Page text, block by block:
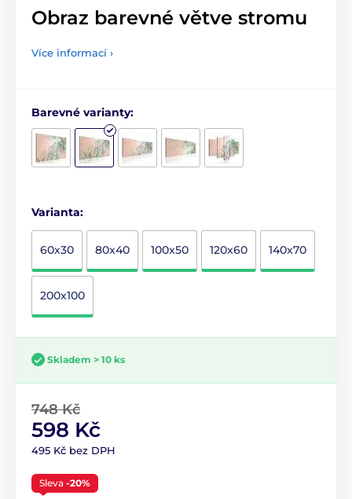
Obraz barevné větve stromu
Více informací ›
Barevné varianty:
Varianta:
60x30 80x40 100x50 120x60 140x70
200x100
Skladem > 10 ks
748 Kč
598 Kč
495 Kč bez DPH
Sleva -20%